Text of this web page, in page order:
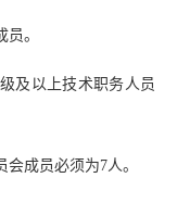
。
及以上技术职务人员
成员必须为7人。